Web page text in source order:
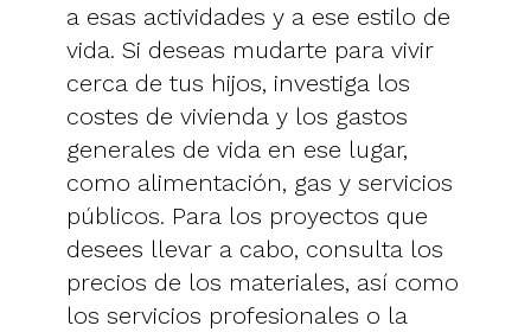
a esas actividades y a ese estilo de
vida. Si deseas mudarte para vivir
cerca de tus hijos, investiga los
costes de vivienda y los gastos
generales de vida en ese lugar,
como alimentación, gas y servicios
públicos. Para los proyectos que
desees llevar a cabo, consulta los
precios de los materiales, así como
los servicios profesionales o la